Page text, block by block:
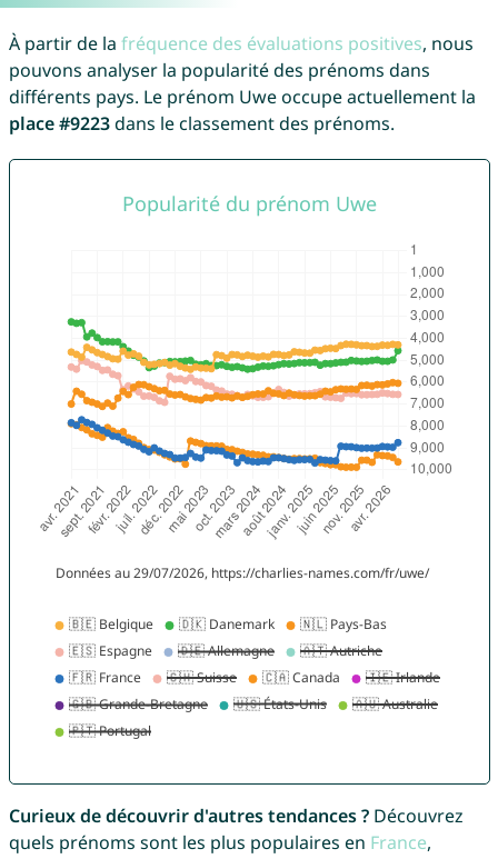
À partir de la fréquence des évaluations positives, nous
pouvons analyser la popularité des prénoms dans
différents pays. Le prénom Uwe occupe actuellement la
place #9223dans le classement des prénoms.
Curieux de découvrir d'autres tendances ?Découvrez
quels prénoms sont les plus populaires en France,